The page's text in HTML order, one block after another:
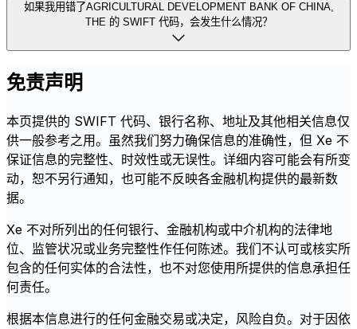
如果我用错了AGRICULTURAL DEVELOPMENT BANK OF CHINA,
THE 的 SWIFT 代码，会发生什么情况？
免责声明
本页提供的 SWIFT 代码、银行名称、地址及其他相关信息仅
供一般参考之用。虽然我们努力确保信息的准确性，但 Xe 不
保证信息的完整性、时效性或无误性。详细内容可能会有所变
动，恕不另行通知，也可能不反映各金融机构提供的最新数
据。
Xe 不对所列出的任何银行、金融机构或中介机构的法律地
位、监管状况或业务完整性作任何陈述。我们不认可或核实所
包含的任何实体的合法性，也不对您使用所提供的信息承担任
何责任。
根据本信息进行的任何金融交易或决定，风险自负。对于因依